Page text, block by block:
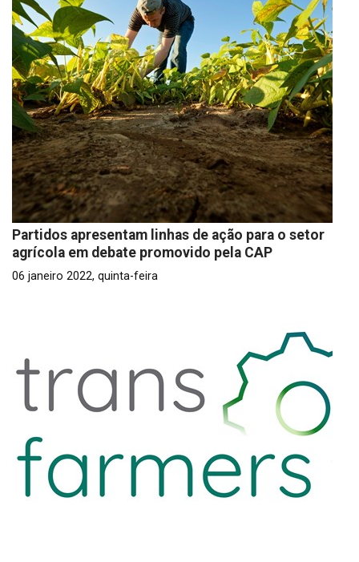
Partidos apresentam linhas de ação para o setor
agrícola em debate promovido pela CAP
06 janeiro 2022, quinta-feira